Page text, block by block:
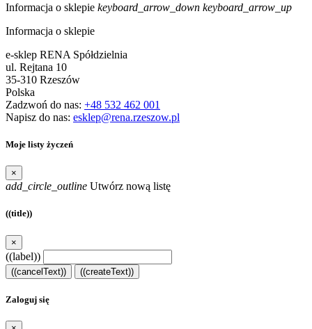
Informacja o sklepie keyboard_arrow_down keyboard_arrow_up
Informacja o sklepie
e-sklep RENA Spółdzielnia
ul. Rejtana 10
35-310 Rzeszów
Polska
Zadzwoń do nas: +48 532 462 001
Napisz do nas: esklep@rena.rzeszow.pl
Moje listy życzeń
×
add_circle_outline Utwórz nową listę
((title))
×
((label))
((cancelText)) ((createText))
Zaloguj się